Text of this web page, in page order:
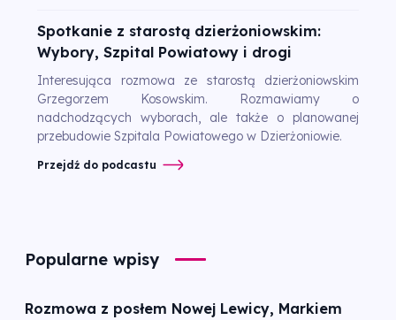
Spotkanie z starostą dzierżoniowskim:
Wybory, Szpital Powiatowy i drogi
Interesująca rozmowa ze starostą dzierżoniowskim
Grzegorzem Kosowskim. Rozmawiamy o
nadchodzących wyborach, ale także o planowanej
przebudowie Szpitala Powiatowego w Dzierżoniowie.
Przejdź do podcastu
Popularne wpisy
Rozmowa z posłem Nowej Lewicy, Markiem